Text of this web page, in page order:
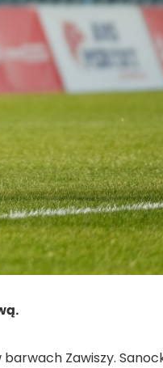
Zawiszy.